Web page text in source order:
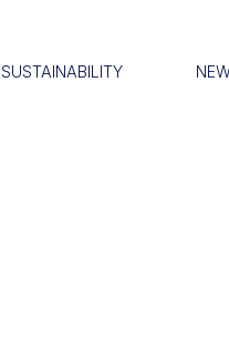
SUSTAINABILITY